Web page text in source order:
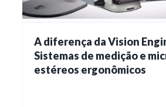
A diferença da Vision
Sistemas de medição e
estéreos ergonômicos